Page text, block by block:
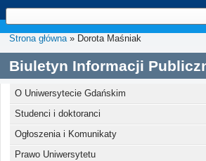
Strona główna» Dorota Maśniak
Biuletyn Informacji
O Uniwersytecie Gdańskim
Studenci i doktoranci
Ogłoszenia i Komunikaty
Prawo Uniwersytetu